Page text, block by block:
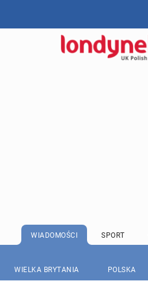
WIADOMOŚCI SPORT
WIELKA BRYTANIA POLSKA